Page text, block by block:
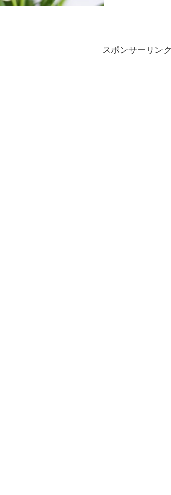
スポンサーリンク